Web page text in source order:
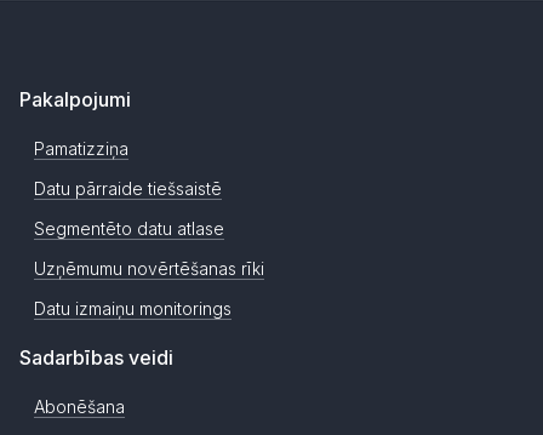
Pakalpojumi
Pamatizziņa
Datu pārraide tiešsaistē
Segmentēto datu atlase
Uzņēmumu novērtēšanas rīki
Datu izmaiņu monitorings
Sadarbības veidi
Abonēšana